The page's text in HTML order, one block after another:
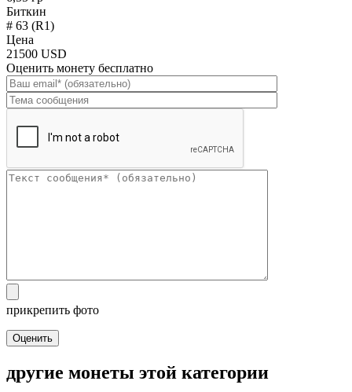
Биткин
# 63 (R1)
Цена
21500 USD
Оценить монету бесплатно
прикрепить фото
Оценить
другие монеты этой категории